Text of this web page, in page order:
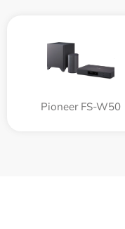
Pioneer FS-W50